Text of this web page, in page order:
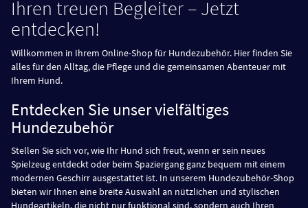
Ihren treuen Begleiter – Jetzt
entdecken!
Willkommen in Ihrem Online-Shop für Hundezubehör. Hier finden Sie
alles für den Alltag, die Pflege und die gemeinsamen Abenteuer mit
Ihrem Hund.
Entdecken Sie unser vielfältiges
Hundezubehör
Stellen Sie sich vor, wie Ihr Hund sich freut, wenn er sein neues
Spielzeug entdeckt oder beim Spaziergang ganz bequem mit einem
modernen Geschirr ausgestattet ist. In unserem Hundezubehör-Shop
bieten wir Ihnen eine breite Auswahl an nützlichen und stylischen
Hundeartikeln, die nicht nur funktional sind, sondern auch Ihren